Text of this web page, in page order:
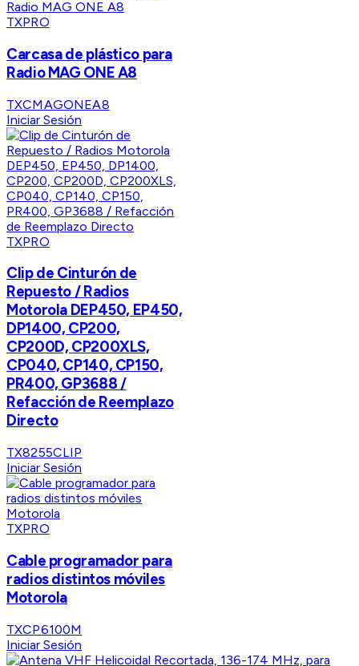
TXPRO
Carcasa de plástico para
Radio MAG ONE A8
TXCMAGONEA8
Iniciar Sesión
TXPRO
Clip de Cinturón de
Repuesto / Radios
Motorola DEP450, EP450,
DP1400, CP200,
CP200D, CP200XLS,
CP040, CP140, CP150,
PR400, GP3688 /
Refacción de Reemplazo
Directo
TX8255CLIP
Iniciar Sesión
TXPRO
Cable programador para
radios distintos móviles
Motorola
TXCP6100M
Iniciar Sesión